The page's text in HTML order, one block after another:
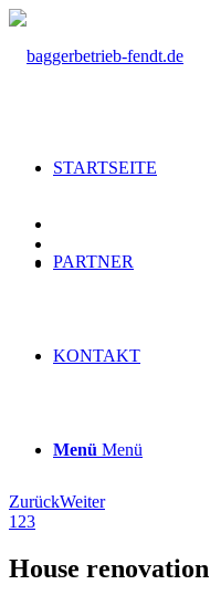
STARTSEITE
PARTNER
KONTAKT
Menü Menü
ZurückWeiter
123
House renovation